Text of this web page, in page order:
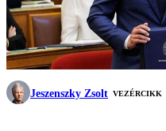
Jeszenszky Zsolt VEZÉRCIKK